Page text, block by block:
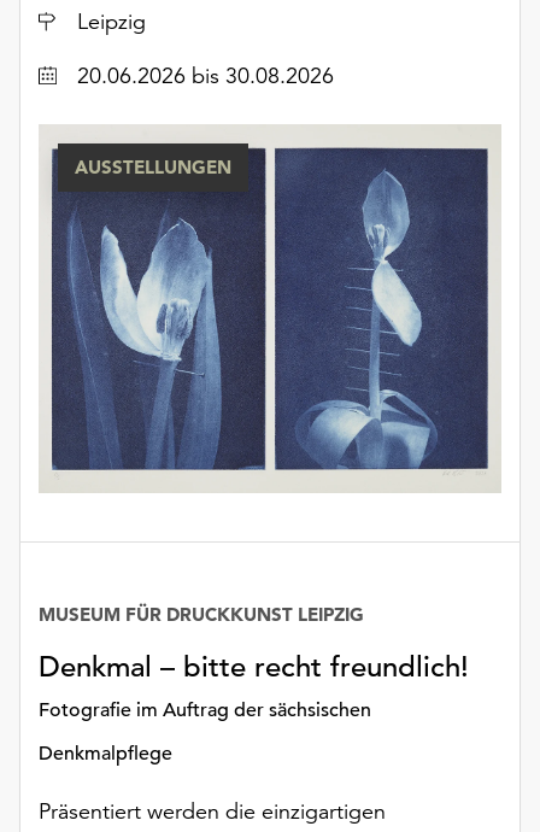
Ort
Leipzig
Datum20.06.2026 bis 30.08.2026
AUSSTELLUNGEN
Denkmal – bitte recht freundlich!
Fotografie im Auftrag der sächsischen
Denkmalpflege
MUSEUM FÜR DRUCKKUNST LEIPZIG
Präsentiert werden die einzigartigen